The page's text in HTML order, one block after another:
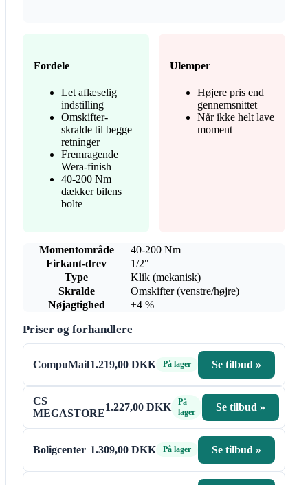
Fordele
Let aflæselig
indstilling
Omskifter-
skralde til begge
retninger
Fremragende
Wera-finish
40-200 Nm
dækker bilens
bolte
Ulemper
Højere pris end
gennemsnittet
Når ikke helt lave
moment
Momentområde
40-200 Nm
Firkant-drev
1/2"
Type
Klik (mekanisk)
Skralde
Omskifter (venstre/højre)
Nøjagtighed
±4 %
Priser og forhandlere
CompuMail1.219,00 DKK På lager Se tilbud »
CS
MEGASTORE
1.227,00 DKK
På
lager
Se tilbud »
Boligcenter 1.309,00 DKK På lager Se tilbud »